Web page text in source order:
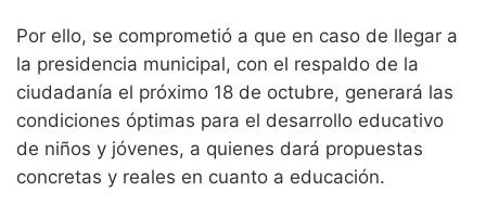
Por ello, se comprometió a que en caso de llegar a
la presidencia municipal, con el respaldo de la
ciudadanía el próximo 18 de octubre, generará las
condiciones óptimas para el desarrollo educativo
de niños y jóvenes, a quienes dará propuestas
concretas y reales en cuanto a educación.